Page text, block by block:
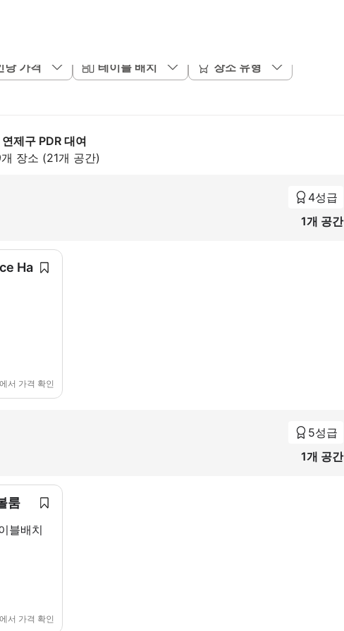
당 가격 테이블 배치 장소 유형
연제구 PDR 대여
개 장소 (21개 공간)
4성급
1개 공간
Ha
서 가격 확인
5성급
1개 공간
룸
블배치
서 가격 확인